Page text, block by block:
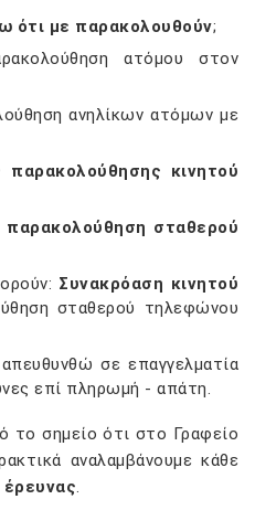
ότι με παρακολουθούν;
ατόμου στον
ανηλίκων ατόμων με
παρακολούθησης κινητού
παρακολούθηση σταθερού
Συνακρόαση κινητού
σταθερού τηλεφώνου
σε επαγγελματία
επί πληρωμή - απάτη.
το σημείο ότι στο Γραφείο
αναλαμβάνουμε κάθε
έρευνας.